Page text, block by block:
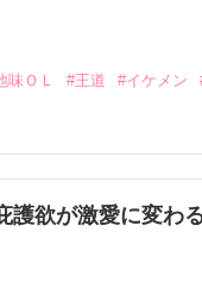
味ＯＬ #王道 #イケメン
護欲が激愛に変わ